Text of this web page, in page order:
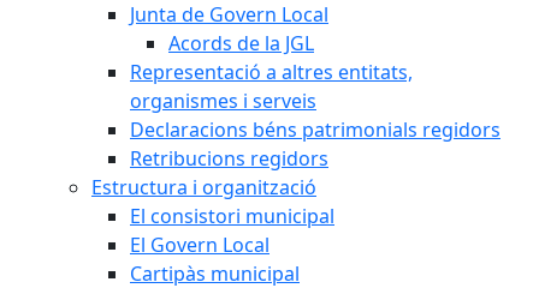
Junta de Govern Local
Acords de la JGL
Representació a altres entitats,
organismes i serveis
Declaracions béns patrimonials regidors
Retribucions regidors
Estructura i organització
El consistori municipal
El Govern Local
Cartipàs municipal